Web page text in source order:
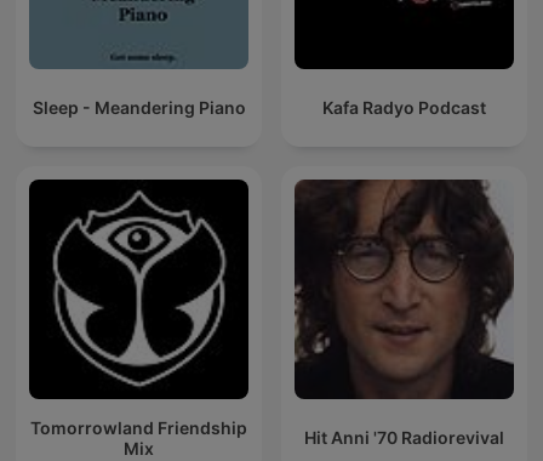
Sleep - Meandering Piano Kafa Radyo Podcast
Tomorrowland Friendship
Mix
Hit Anni '70 Radiorevival